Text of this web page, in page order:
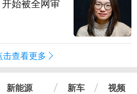
始被全网审
击查看更多
新能源 新车 视频